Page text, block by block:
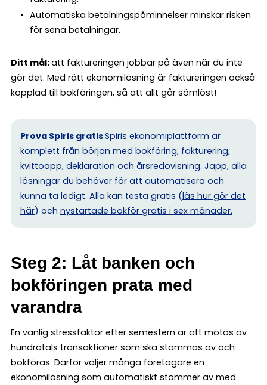
Automatiska betalningspåminnelser minskar risken
för sena betalningar.
Ditt mål:att faktureringen jobbar på även när du inte
gör det. Med rätt ekonomilösning är faktureringen också
kopplad till bokföringen, så att allt går sömlöst!
Prova Spiris gratisSpiris ekonomiplattform är
komplett från början med bokföring, fakturering,
kvittoapp, deklaration och årsredovisning. Japp, alla
lösningar du behöver för att automatisera och
kunna ta ledigt. Alla kan testa gratis (läs hur gör det
här) och nystartade bokför gratis i sex månader.
Steg 2: Låt banken och
bokföringen prata med
varandra
En vanlig stressfaktor efter semestern är att mötas av
hundratals transaktioner som ska stämmas av och
bokföras. Därför väljer många företagare en
ekonomilösning som automatiskt stämmer av med